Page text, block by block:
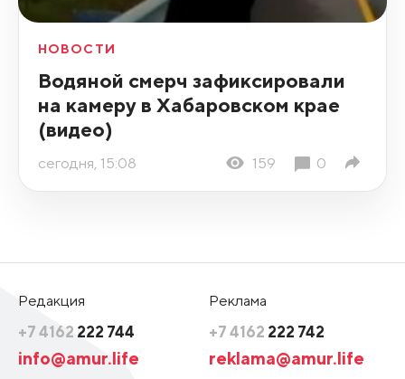
НОВОСТИ
Водяной смерч зафиксировали
на камеру в Хабаровском крае
(видео)
сегодня, 15:08 159 0
Редакция
+7 4162 222 744
info@amur.life
Реклама
+7 4162 222 742
reklama@amur.life